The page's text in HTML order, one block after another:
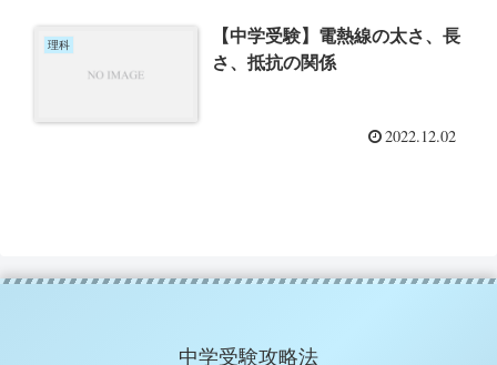
理科
【中学受験】電熱線の太さ、長
さ、抵抗の関係
2022.12.02
中学受験攻略法